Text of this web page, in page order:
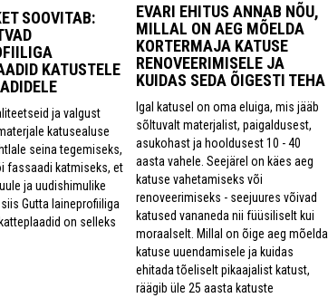
SOOVITAB:
KATUSTELE
ja valgust
katusealuse
seina tegemiseks,
fassaadi katmiseks, et
ja uudishimulike
Gutta laineprofiiliga
on selleks
EVARI EHITUS ANNAB NÕU,
MILLAL ON AEG MÕELDA
KORTERMAJA KATUSE
RENOVEERIMISELE JA
KUIDAS SEDA ÕIGESTI TEHA
Igal katusel on oma eluiga, mis jääb
sõltuvalt materjalist, paigaldusest,
asukohast ja hooldusest 10 - 40
aasta vahele. Seejärel on käes aeg
katuse vahetamiseks või
renoveerimiseks - seejuures võivad
katused vananeda nii füüsiliselt kui
moraalselt. Millal on õige aeg mõelda
katuse uuendamisele ja kuidas
ehitada tõeliselt pikaajalist katust,
räägib üle 25 aasta katuste